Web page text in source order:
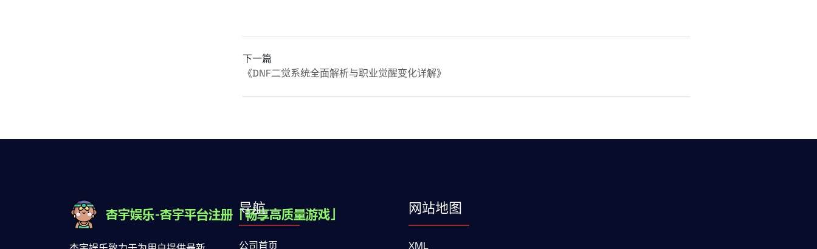
下一篇
《DNF二觉系统全面解析与职业觉醒变化详解》
导航
公司首页
网站地图
XML